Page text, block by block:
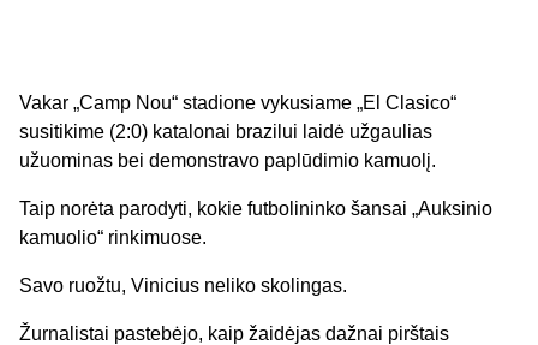
Vakar „Camp Nou“ stadione vykusiame „El Clasico“
susitikime (2:0) katalonai brazilui laidė užgaulias
užuominas bei demonstravo paplūdimio kamuolį.
Taip norėta parodyti, kokie futbolininko šansai „Auksinio
kamuolio“ rinkimuose.
Savo ruožtu, Vinicius neliko skolingas.
Žurnalistai pastebėjo, kaip žaidėjas dažnai pirštais